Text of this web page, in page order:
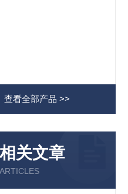
查看全部产品 >>
相关文章
ARTICLES